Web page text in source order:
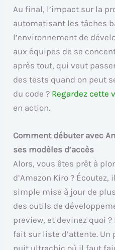
Au final, l’impact sur la
automatisant les tâches
l’environnement de
aux équipes de se
après tout, qui veut
des tests quand on peut
du code ? Regardez cette
en action.
Comment débuter avec
ses modèles d’accès
Alors, vous êtes prêt à
d’Amazon Kiro ? Écoutez,
simple mise à jour de
des outils de
preview, et devinez quoi ?
fait sur liste d’attente. Un
nuit ultrachic où il faut